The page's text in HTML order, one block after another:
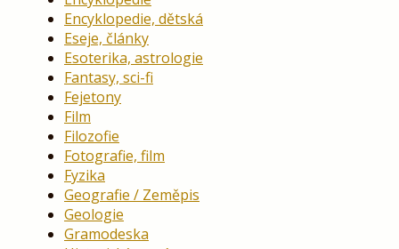
Encyklopedie, dětská
Eseje, články
Esoterika, astrologie
Fantasy, sci-fi
Fejetony
Film
Filozofie
Fotografie, film
Fyzika
Geografie / Zeměpis
Geologie
Gramodeska